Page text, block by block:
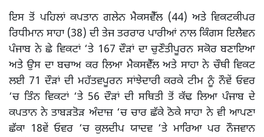
ਇਸ ਤੋਂ ਪਹਿਲਾਂ ਕਪਤਾਨ ਗਲੇਨ ਮੈਕਸਵੈੱਲ (44) ਅਤੇ ਵਿਕਟਕੀਪਰ
ਰਿਧੀਮਾਨ ਸਾਹਾ (38) ਦੀ ਤੇਜ ਤਰਰਾਰ ਪਾਰੀਆਂ ਨਾਲ ਕਿੰਗਸ ਇਲੈਵਨ
ਪੰਜਾਬ ਨੇ ਛੇ ਵਿਕਟਾਂ ‘ਤੇ 167 ਦੌੜਾਂ ਦਾ ਚੁਣੌਤੀਪੂਰਨ ਸਕੋਰ ਬਣਾਇਆ
ਅਤੇ ਉਸ ਦਾ ਬਚਾਅ ਕਰ ਲਿਆ ਮੈਕਸਵੈੱਲ ਅਤੇ ਸਾਹਾ ਨੇ ਚੌਥੀ ਵਿਕਟ
ਲਈ 71 ਦੌੜਾਂ ਦੀ ਮਹੱਤਵਪੂਰਨ ਸਾਂਝੇਦਾਰੀ ਕਰਕੇ ਟੀਮ ਨੂੰ ਨੌਵੇਂ ਓਵਰ
‘ਚ ਤਿੰਨ ਵਿਕਟਾਂ ‘ਤੇ 56 ਦੌੜਾਂ ਦੀ ਸਥਿਤੀ ਤੋਂ ਕੱਢ ਲਿਆ ਪੰਜਾਬ ਦੇ
ਕਪਤਾਨ ਨੇ ਤਾਬੜਤੋੜ ਅੰਦਾਜ਼ ‘ਚ ਚਾਰ ਛੱਕੇ ਠੋਕੇ ਸਾਹਾ ਨੇ ਵੀ ਆਪਣਾ
ਛੱਕਾ 18ਵੇਂ ਓਵਰ ‘ਚ ਕੁਲਦੀਪ ਯਾਦਵ ‘ਤੇ ਮਾਰਿਆ ਪਰ ਨੌਜਵਾਨ